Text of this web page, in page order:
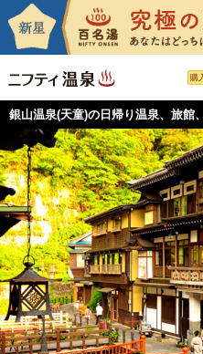
購
銀山温泉(天童)の日帰り温泉、旅館